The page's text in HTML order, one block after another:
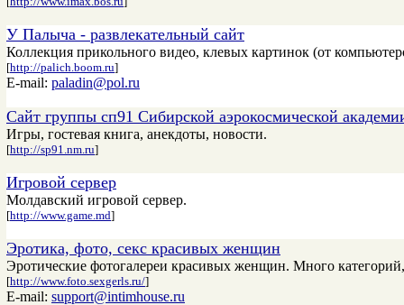
У Палыча - развлекательный сайт
Коллекция прикольного видео, клевых картинок (от
[http://palich.boom.ru]
E-mail: paladin@pol.ru
Сайт группы сп91 Сибирской аэрокосмической
Игры, гостевая книга, анекдоты, новости.
[http://sp91.nm.ru]
Игровой сервер
Молдавский игровой сервер.
[http://www.game.md]
Эротика, фото, секс красивых женщин
Эротические фотогалереи красивых женщин. Много
[http://www.foto.sexgerls.ru/]
E-mail: support@intimhouse.ru